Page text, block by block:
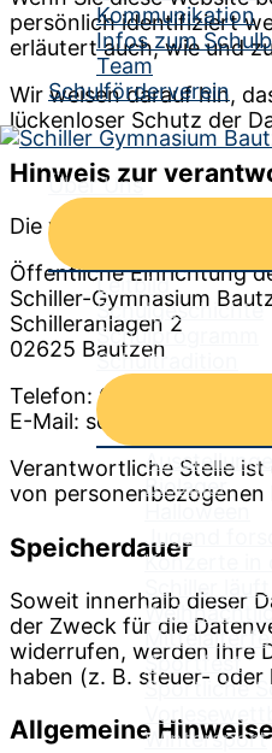
Kommunikation
Infos zum
Team
Schulförderverein
Über Uns
Leitbild
Schulgeschichte
Schulprogramm
Schultradition
Biolager
Halloween
Jugend
Konzerte in
Schiller läuft
Sportfest
Sportliche
Wintersport
persönlich identifiziert
erläutert auch, wie und
Wir weisen darauf hin,
lückenloser Schutz der
Hinweis zur
Die verantwortliche
Öffent­li­che Ein­rich­tung
Schil­ler-Gym­na­si­um
Schil­ler­an­la­gen 2
02625 Baut­zen
Telefon: 03591 / 534 7900
E-Mail: sekretariat-
Verantwortliche Stelle ist
von personenbezogenen
Speicherdauer
Soweit innerhalb dieser
der Zweck für die
widerrufen, werden Ihre
haben (z. B. steuer-
Allgemeine